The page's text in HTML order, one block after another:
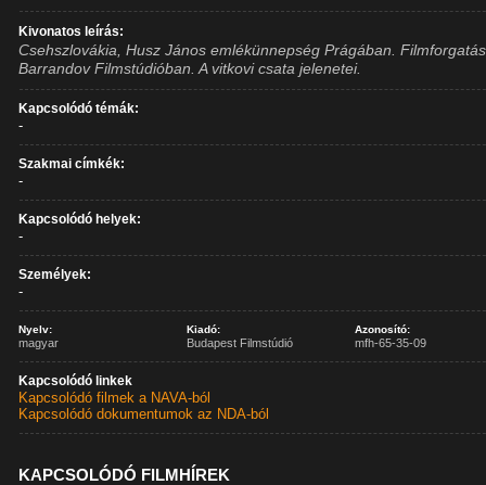
Kivonatos leírás:
Csehszlovákia, Husz János emlékünnepség Prágában.
Barrandov Filmstúdióban. A vitkovi csata jelenetei.
Kapcsolódó témák:
-
Szakmai címkék:
-
Kapcsolódó helyek:
-
Személyek:
-
Nyelv:
magyar
Kiadó:
Budapest Filmstúdió
Azonosító:
mfh-65-35-09
Kapcsolódó linkek
Kapcsolódó filmek a NAVA-ból
Kapcsolódó dokumentumok az NDA-ból
KAPCSOLÓDÓ FILMHÍREK